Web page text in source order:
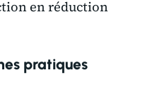
en réduction
pratiques